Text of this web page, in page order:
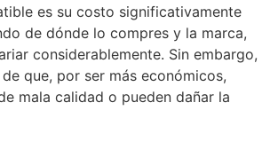
es su costo significativamente
de dónde lo compres y la marca,
considerablemente. Sin embargo,
que, por ser más económicos,
mala calidad o pueden dañar la